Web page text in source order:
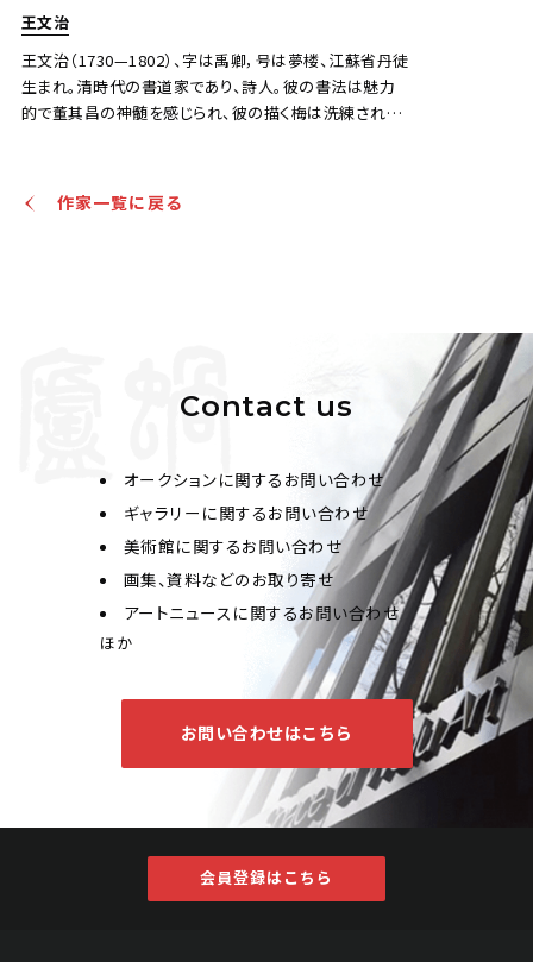
王文治
王文治（1730—1802）、字は禹卿，号は夢楼、江蘇省丹徒
生まれ。清時代の書道家であり、詩人。彼の書法は魅力
的で董其昌の神髄を感じられ、彼の描く梅は洗練された
作家一覧に戻る
Contact us
オークションに関するお問い合わせ
ギャラリーに関するお問い合わせ
美術館に関するお問い合わせ
画集、資料などのお取り寄せ
アートニュースに関するお問い合わせ
ほか
お問い合わせはこちら
会員登録はこちら